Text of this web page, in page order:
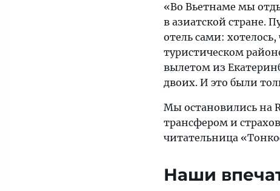
с
волнами
в
высоту
3
метра
преувеличений).
Не
могу
«Во Вьетнаме мы
в азиатской стране.
отель сами:
туристическом
вылетом из
двоих. И это были
Мы остановились на
трансфером и
читательница
Наши